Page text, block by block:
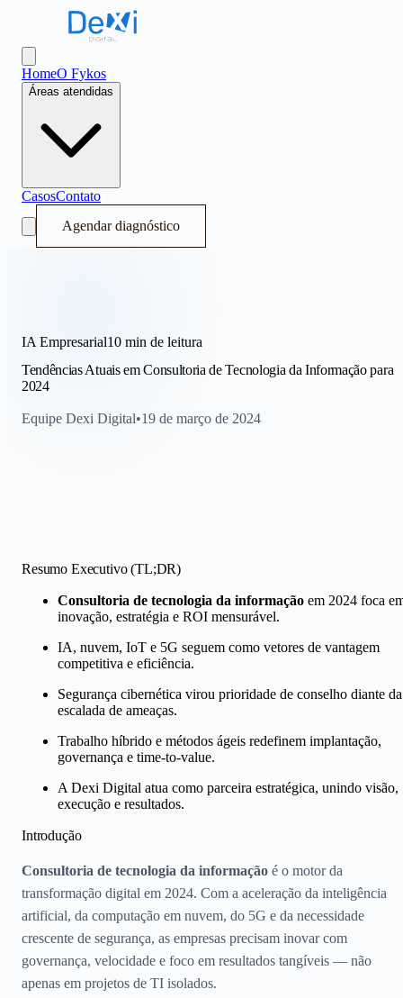
Dexi Digital - Sistema Operacional de Receita
HomeO Fykos
Áreas atendidas
CasosContato
Agendar diagnóstico
IA Empresarial10 min de leitura
Tendências Atuais em Consultoria de Tecnologia da Informação para
2024
Equipe Dexi Digital•19 de março de 2024
Resumo Executivo (TL;DR)
Consultoria de tecnologia da informação em 2024 foca
inovação, estratégia e ROI mensurável.
IA, nuvem, IoT e 5G seguem como vetores de vantagem
competitiva e eficiência.
Segurança cibernética virou prioridade de conselho diante da
escalada de ameaças.
Trabalho híbrido e métodos ágeis redefinem implantação,
governança e time-to-value.
A Dexi Digital atua como parceira estratégica, unindo visão,
execução e resultados.
Introdução
Consultoria de tecnologia da informação é o motor da
transformação digital em 2024. Com a aceleração da inteligência
artificial, da computação em nuvem, do 5G e da necessidade
crescente de segurança, as empresas precisam inovar com
governança, velocidade e foco em resultados tangíveis — não
apenas em projetos de TI isolados.